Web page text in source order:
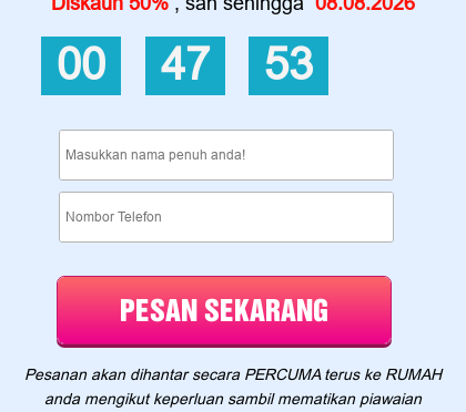
Pesanan akan dihantar secara PERCUMA terus ke RUMAH
anda mengikut keperluan sambil mematikan piawaian
00 47 52
PESAN SEKARANG